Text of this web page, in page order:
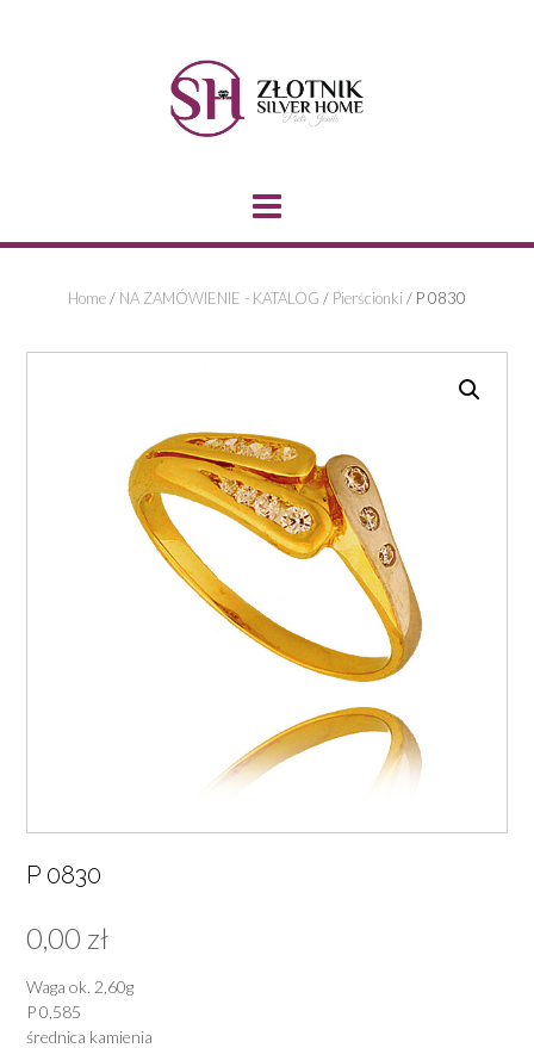
Home/ NA ZAMÓWIENIE - KATALOG / Pierścionki / P 0830
P 0830
0,00 zł
Waga ok. 2,60g
P 0,585
średnica kamienia